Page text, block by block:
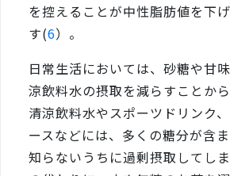
を控えることが中性脂肪値を下
す(6）。
日常生活においては、砂糖や甘
涼飲料水の摂取を減らすことから
清涼飲料水やスポーツドリンク
ースなどには、多くの糖分が含ま
知らないうちに過剰摂取してし